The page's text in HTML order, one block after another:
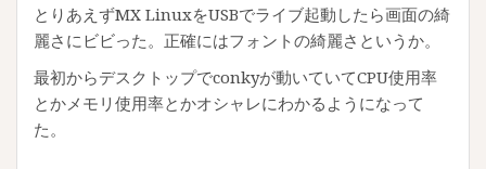
とりあえずMX LinuxをUSBでライブ起動したら画面の綺
麗さにビビった。正確にはフォントの綺麗さというか。
最初からデスクトップでconkyが動いていてCPU使用率
とかメモリ使用率とかオシャレにわかるようになって
た。